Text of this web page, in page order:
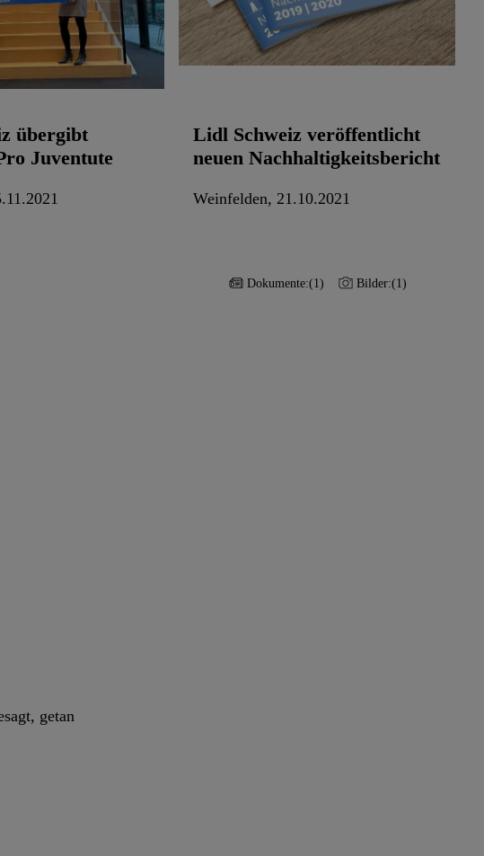
übergibt
Juventute
Lidl Schweiz veröffentlicht
neuen Nachhaltigkeitsbericht
Weinfelden, 21.10.2021
Dokumente:(1) Bilder:(1)
getan